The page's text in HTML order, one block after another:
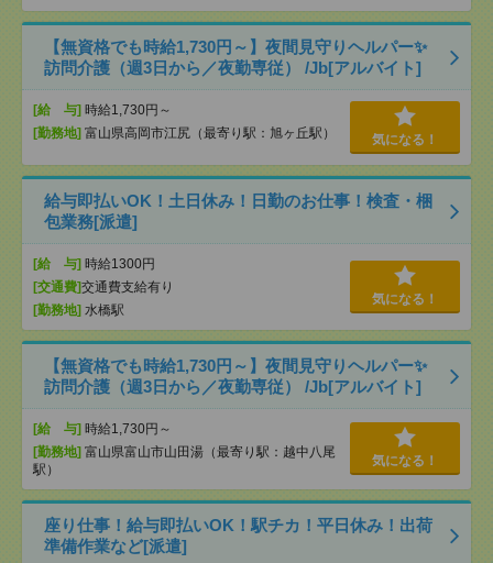
【無資格でも時給1,730円～】夜間見守りヘルパー✨
訪問介護（週3日から／夜勤専従） /Jb[アルバイト]
[給 与] 時給1,730円～
[勤務地] 富山県高岡市江尻（最寄り駅：旭ヶ丘駅） 気になる！
給与即払いOK！土日休み！日勤のお仕事！検査・梱
包業務[派遣]
[給 与] 時給1300円
[交通費]交通費支給有り
[勤務地] 水橋駅
気になる！
【無資格でも時給1,730円～】夜間見守りヘルパー✨
訪問介護（週3日から／夜勤専従） /Jb[アルバイト]
[給 与] 時給1,730円～
[勤務地] 富山県富山市山田湯（最寄り駅：越中八尾
駅）
気になる！
座り仕事！給与即払いOK！駅チカ！平日休み！出荷
準備作業など[派遣]